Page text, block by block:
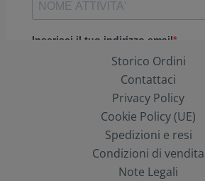
Storico Ordini
Contattaci
Privacy Policy
Cookie Policy (UE)
Spedizioni e resi
Condizioni di vendita
Note Legali